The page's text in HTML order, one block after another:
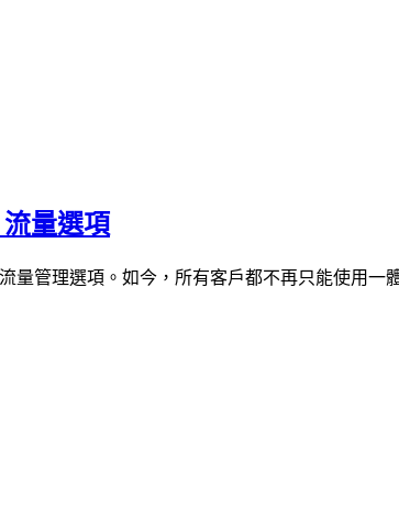
量選項
管理選項。如今，所有客戶都不再只能使用